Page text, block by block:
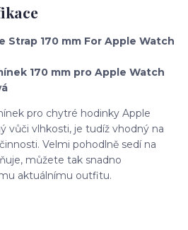
Strap 170 mm For Apple Watch
170 mm pro Apple Watch
pro chytré hodinky Apple
vůči vlhkosti, je tudíž vhodný na
Velmi pohodlně sedí na
můžete tak snadno
aktuálnímu outfitu.